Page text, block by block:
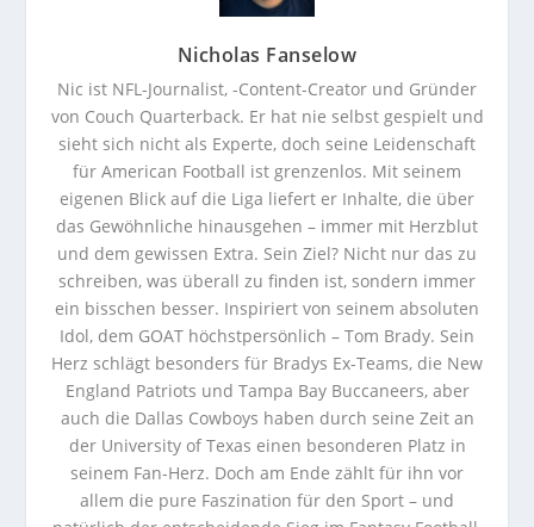
Nicholas Fanselow
Nic ist NFL-Journalist, -Content-Creator und Gründer
von Couch Quarterback. Er hat nie selbst gespielt und
sieht sich nicht als Experte, doch seine Leidenschaft
für American Football ist grenzenlos. Mit seinem
eigenen Blick auf die Liga liefert er Inhalte, die über
das Gewöhnliche hinausgehen – immer mit Herzblut
und dem gewissen Extra. Sein Ziel? Nicht nur das zu
schreiben, was überall zu finden ist, sondern immer
ein bisschen besser. Inspiriert von seinem absoluten
Idol, dem GOAT höchstpersönlich – Tom Brady. Sein
Herz schlägt besonders für Bradys Ex-Teams, die New
England Patriots und Tampa Bay Buccaneers, aber
auch die Dallas Cowboys haben durch seine Zeit an
der University of Texas einen besonderen Platz in
seinem Fan-Herz. Doch am Ende zählt für ihn vor
allem die pure Faszination für den Sport – und